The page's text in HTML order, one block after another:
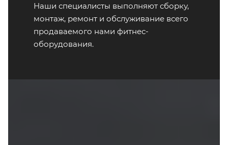
Наши специалисты выполняют сборку,
монтаж, ремонт и обслуживание всего
продаваемого нами фитнес-
оборудования.